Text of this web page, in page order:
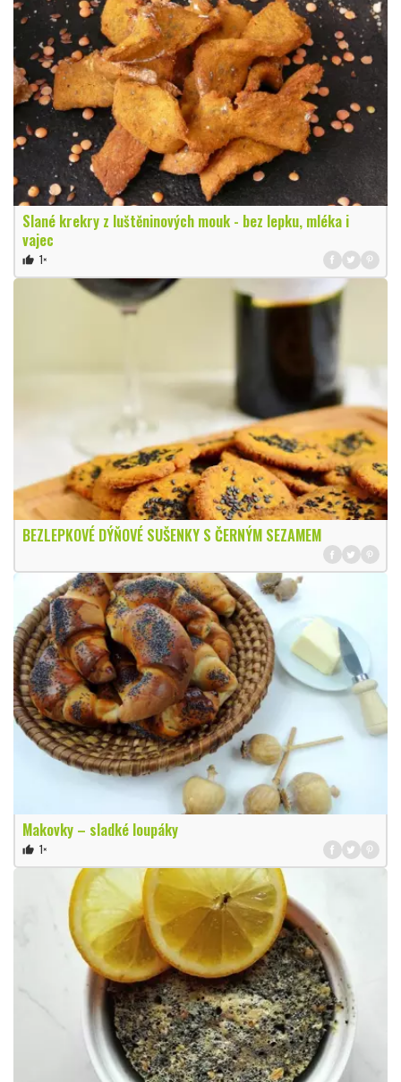
Slané krekry z luštěninových mouk - bez lepku, mléka i
vajec
thumb_up 1×
BEZLEPKOVÉ DÝŇOVÉ SUŠENKY S ČERNÝM SEZAMEM
Makovky – sladké loupáky
thumb_up 1×